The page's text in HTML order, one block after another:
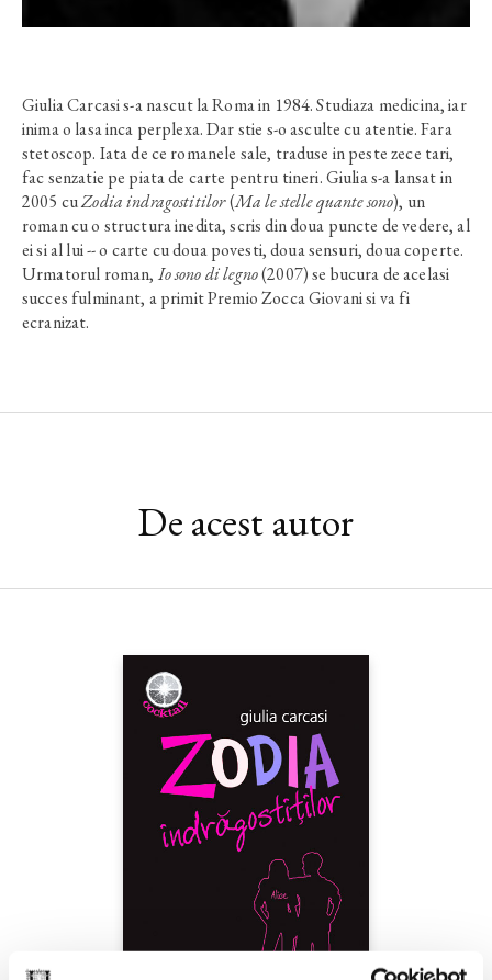
Giulia Carcasi s-a nascut la Roma in 1984. Studiaza medicina, iar
inima o lasa inca perplexa. Dar stie s-o asculte cu atentie. Fara
stetoscop. Iata de ce romanele sale, traduse in peste zece tari,
fac senzatie pe piata de carte pentru tineri. Giulia s-a lansat in
2005 cuZodia indragostitilor(Ma le stelle quante sono), un
roman cu o structura inedita, scris din doua puncte de vedere, al
ei si al lui -- o carte cu doua povesti, doua sensuri, doua coperte.
Urmatorul roman, Io sono di legno(2007) se bucura de acelasi
succes fulminant, a primit Premio Zocca Giovani si va fi
ecranizat.
De acest autor